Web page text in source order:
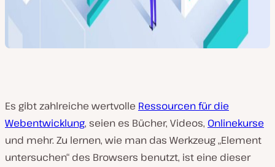
Es gibt zahlreiche wertvolle Ressourcen für die
Webentwicklung, seien es Bücher, Videos, Onlinekurse
und mehr. Zu lernen, wie man das Werkzeug „Element
untersuchen“ des Browsers benutzt, ist eine dieser